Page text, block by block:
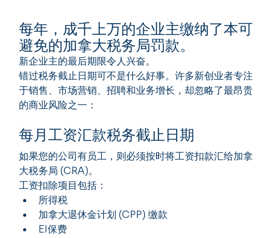
每年，成千上万的企业主缴纳了本可
避免的加拿大税务局罚款。
新企业主的最后期限令人兴奋。
错过税务截止日期可不是什么好事。许多新创业者专注
于销售、市场营销、招聘和业务增长，却忽略了最昂贵
的商业风险之一：
每月工资汇款税务截止日期
如果您的公司有员工，则必须按时将工资扣款汇给加拿
大税务局 (CRA)。
工资扣除项目包括：
所得税
加拿大退休金计划 (CPP) 缴款
EI保费